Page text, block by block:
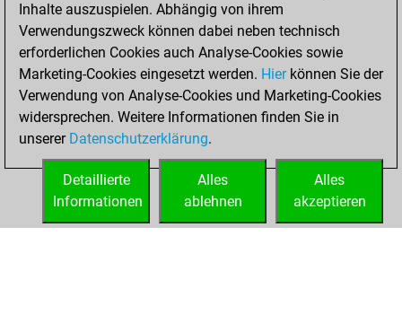
You achieved a
BeautyScore of 2
Fritz
You
achieved a new Elo
of 1606
You created
your Fritz account
Inhalte auszuspielen. Abhängig von ihrem
Verwendungszweck können dabei neben technisch
erforderlichen Cookies auch Analyse-Cookies sowie
Marketing-Cookies eingesetzt werden. Hierkönnen Sie der
Verwendung von Analyse-Cookies und Marketing-Cookies
widersprechen. Weitere Informationen finden Sie in
unserer Datenschutzerklärung.
Alles
akzeptieren
Alles
ablehnen
Detaillierte
Informationen